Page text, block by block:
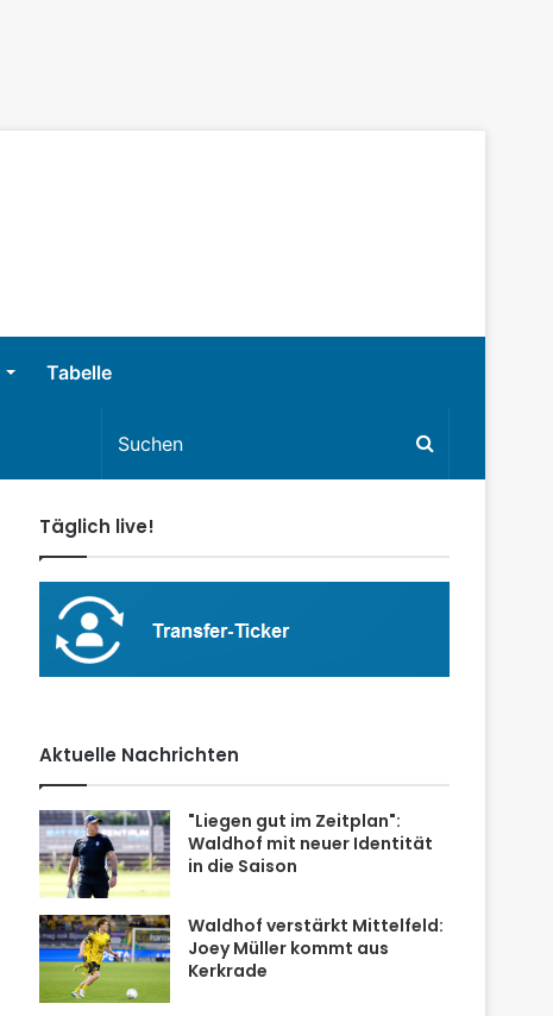
Tabelle
Täglich live!
Aktuelle Nachrichten
"Liegen gut im Zeitplan":
Waldhof mit neuer Identität
in die Saison
Waldhof verstärkt Mittelfeld:
Joey Müller kommt aus
Kerkrade